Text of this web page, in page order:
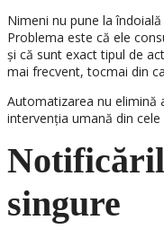
Nimeni nu pune la
Problema este că ele
și că sunt exact tipul de
mai frecvent, tocmai din
Automatizarea nu elimină
intervenția umană din
singure